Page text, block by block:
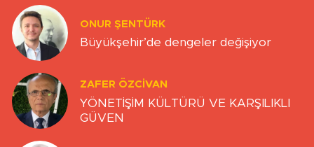
ONUR ŞENTÜRK
Büyükşehir’de dengeler değişiyor
ZAFER ÖZCIVAN
YÖNETİŞİM KÜLTÜRÜ VE KARŞILIKLI
GÜVEN